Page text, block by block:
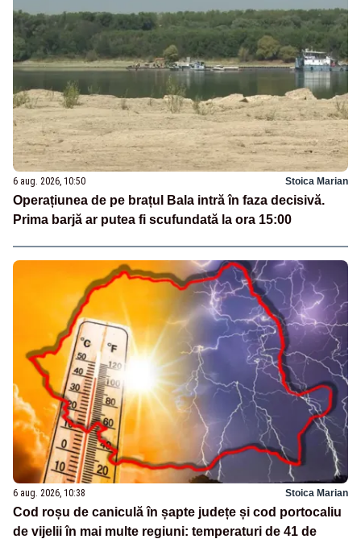
6 aug. 2026, 10:50 Stoica Marian
Operațiunea de pe brațul Bala intră în faza decisivă.
Prima barjă ar putea fi scufundată la ora 15:00
6 aug. 2026, 10:38 Stoica Marian
Cod roșu de caniculă în șapte județe și cod portocaliu
de vijelii în mai multe regiuni: temperaturi de 41 de